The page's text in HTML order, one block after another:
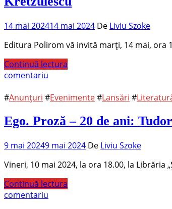
14 mai 202414 mai 2024 De Liviu Szoke
Editura Polirom vă invită marți, 14 mai, ora
Continuă lectura
comentariu
#Anunțuri #Evenimente#Lansări #
Ego. Proză – 20 de ani:
9 mai 20249 mai 2024 De Liviu Szoke
Vineri, 10 mai 2024, la ora 18.00, la Librăria
Continuă lectura
comentariu